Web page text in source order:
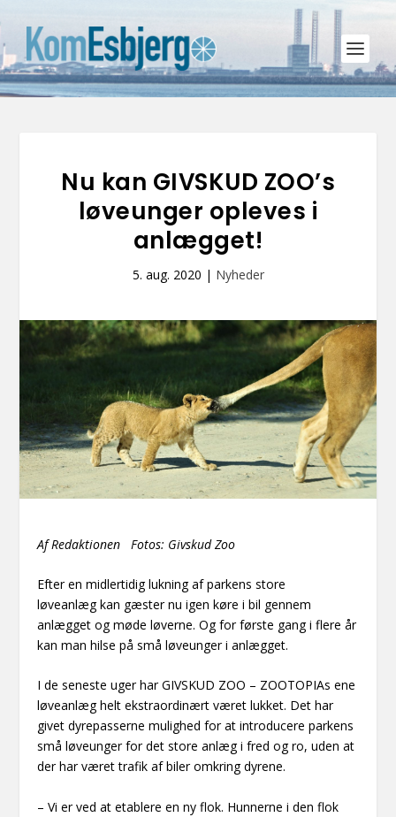
Nu kan GIVSKUD ZOO’s
løveunger opleves i
anlægget!
5. aug. 2020 | Nyheder
Af Redaktionen Fotos: Givskud Zoo
Efter en midlertidig lukning af parkens store
løveanlæg kan gæster nu igen køre i bil gennem
anlægget og møde løverne. Og for første gang i flere år
kan man hilse på små løveunger i anlægget.
I de seneste uger har GIVSKUD ZOO – ZOOTOPIAs ene
løveanlæg helt ekstraordinært været lukket. Det har
givet dyrepasserne mulighed for at introducere parkens
små løveunger for det store anlæg i fred og ro, uden at
der har været trafik af biler omkring dyrene.
– Vi er ved at etablere en ny flok. Hunnerne i den flok